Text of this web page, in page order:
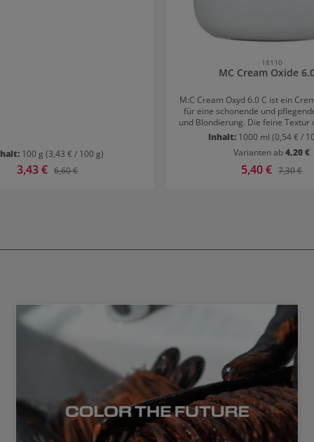
100 g (3,43 € / 100 g)
Verkaufspreis:
3,43 € Regulärer Preis:
6,60 €
18110
MC Cream Oxide
M:C Cream Oxyd 6.0 C ist ein
für eine schonende und
und Blondierung. Die feine Textur
und tief in die Haare ein sorgt so
Nuancen
Inhalt: 1000 ml(0,54 € /
Varianten ab4,20 €
Verkaufspreis:
5,40 € 7,30 €